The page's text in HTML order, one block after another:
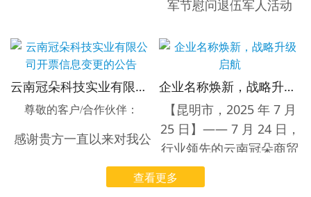
军节慰问退伍军人活动
【云南省昆明市，7月31日】
为热烈庆祝中国人民解放军
建军98周年，弘扬拥军优属
光荣传统，表达对退伍军人
的崇高敬意与深切关怀，云
南冠朵科技实业有限公司于7
月31日组织开展了“八一”建
云南冠朵科技实业有限公司开票信息变更的公告
尊敬的客户/合作伙伴：
感谢贵方一直以来对我公
为适应公司业务发展需
企业名称焕新，战略升级启航
【昆明市，2025 年 7 月
25 日】—— 7 月 24 日，
行业领先的云南冠朵商贸
有限公司正式宣布，即日
起启用全新企业名称——
查看更多